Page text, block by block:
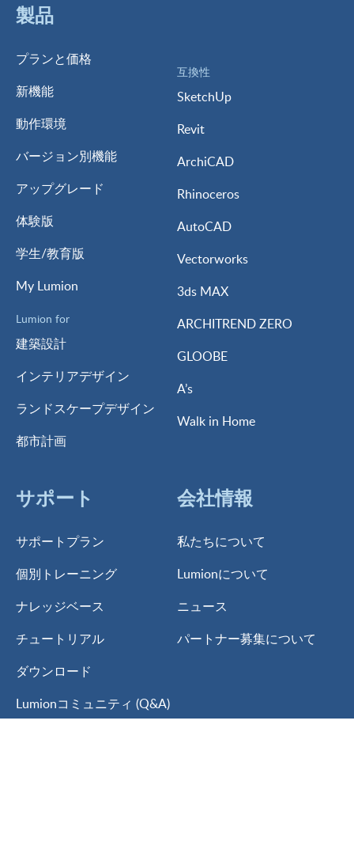
製品
プランと価格
新機能
動作環境
バージョン別機能
アップグレード
体験版
学生/教育版
My Lumion
Lumion for
建築設計
インテリアデザイン
ランドスケープデザイン
都市計画
互換性
SketchUp
Revit
ArchiCAD
Rhinoceros
AutoCAD
Vectorworks
3ds MAX
ARCHITREND ZERO
GLOOBE
A’s
Walk in Home
サポート
サポートプラン
個別トレーニング
ナレッジベース
チュートリアル
ダウンロード
Lumionコミュニティ (Q&A)
会社情報
私たちについて
Lumionについて
ニュース
パートナー募集について